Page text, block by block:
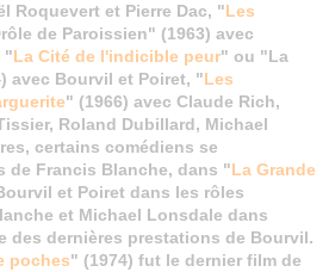
Roquevert et Pierre Dac, "Les
de Paroissien" (1963) avec
"La Cité de l'indicible peur" ou "La
avec Bourvil et Poiret, "Les
" (1966) avec Claude Rich,
Roland Dubillard, Michael
certains comédiens se
de Francis Blanche, dans "La Grande
et Poiret dans les rôles
et Michael Lonsdale dans
des dernières prestations de Bourvil.
poches" (1974) fut le dernier film de